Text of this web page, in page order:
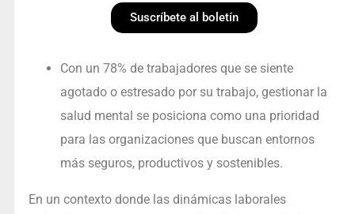
Suscríbete al boletín
Con un 78% de trabajadores que se siente
agotado o estresado por su trabajo, gestionar la
salud mental se posiciona como una prioridad
para las organizaciones que buscan entornos
más seguros, productivos y sostenibles.
En un contexto donde las dinámicas laborales